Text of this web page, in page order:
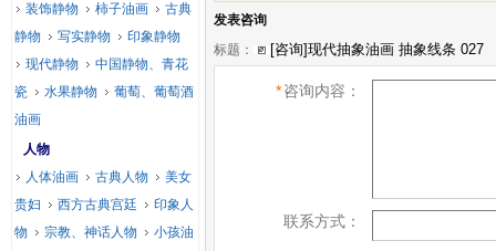
发表咨询
标题：
*咨询内容：
联系方式：
装饰静物
柿子油画
古典
静物
写实静物
印象静物
现代静物
中国静物、青花
瓷
水果静物
葡萄、葡萄酒
油画
人物
人体油画
古典人物
美女
贵妇
西方古典宫廷
印象人
物
宗教、神话人物
小孩油